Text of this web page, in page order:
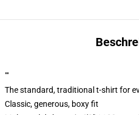
""
The standard, traditional t-shirt for
Classic, generous, boxy fit